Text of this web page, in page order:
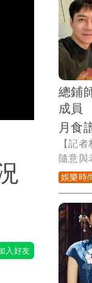
總鋪
成員
月食
【記
隨意與
外型甜
上
粉絲，
手老爸
在節目
油、冰
友紛
公開
娛樂時